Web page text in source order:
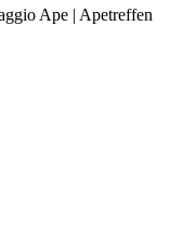
Ape | Apetreffen